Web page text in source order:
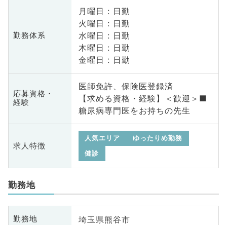
勤務体系
月曜日 : 日勤
火曜日 : 日勤
水曜日 : 日勤
木曜日 : 日勤
金曜日 : 日勤
応募資格・
経験
医師免許、保険医登録済
【求める資格・経験】＜歓迎＞■
糖尿病専門医をお持ちの先生
求人特徴
人気エリア
ゆったりめ勤務
健診
勤務地
勤務地 埼玉県熊谷市